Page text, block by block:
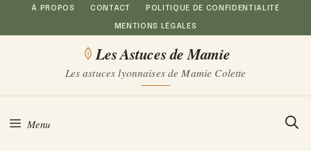
Aller
au
À PROPOS CONTACT POLITIQUE DE CONFIDENTIALITÉ
MENTIONS LÉGALES
Les Astuces de Mamie
Les astuces lyonnaises de Mamie Colette
Menu